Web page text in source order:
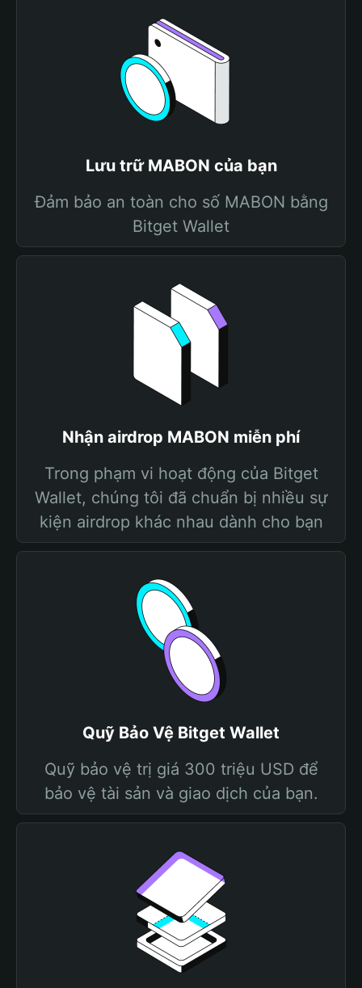
Lưu trữ MABON của bạn
Đảm bảo an toàn cho số MABON bằng
Bitget Wallet
Nhận airdrop MABON miễn phí
Trong phạm vi hoạt động của Bitget
Wallet, chúng tôi đã chuẩn bị nhiều sự
kiện airdrop khác nhau dành cho bạn
Quỹ Bảo Vệ Bitget Wallet
Quỹ bảo vệ trị giá 300 triệu USD để
bảo vệ tài sản và giao dịch của bạn.